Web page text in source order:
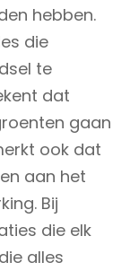
hebben.
die
te
dat
gaan
ook dat
aan het
Bij
die elk
alles